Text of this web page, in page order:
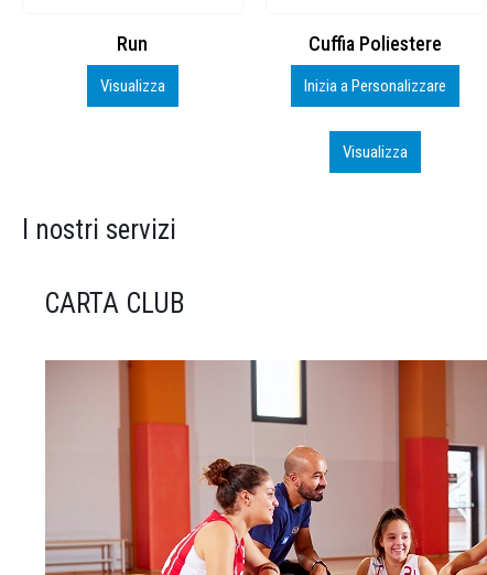
Cuffia Poliestere
Inizia a Personalizzare
BS600 – 5139960
Personalizza
Visualizza
I nostri servizi
CARTA CLUB